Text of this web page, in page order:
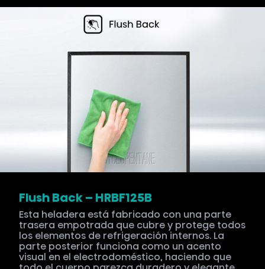
Flush Back – HRBF125B
Esta heladera está fabricado con una parte
trasera empotrada que cubre y protege todos
los elementos de refrigeración internos. La
parte posterior funciona como un acento
visual en el electrodoméstico, haciendo que